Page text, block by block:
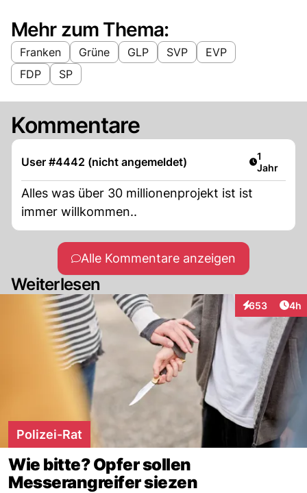
Mehr zum Thema:
Franken Grüne GLP SVP
EVP
FDP
SP
Kommentare
User #4442 (nicht angemeldet) Artikel
1
Jahr
Alles was über 30 millionenprojekt ist ist
immer willkommen..
Alle Kommentare anzeigen
Weiterlesen
653
Interaktionen
4h
Polizei-Rat
Wie bitte? Opfer sollen
Messerangreifer siezen